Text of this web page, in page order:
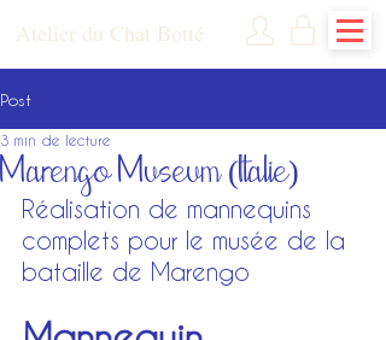
Atelier du Chat Botté
Post
Marengo Museum (Italie)
3 min de lecture
Réalisation de mannequins
complets pour le musée de la
bataille de Marengo